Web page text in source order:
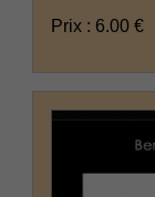
Prix : 6.00 €